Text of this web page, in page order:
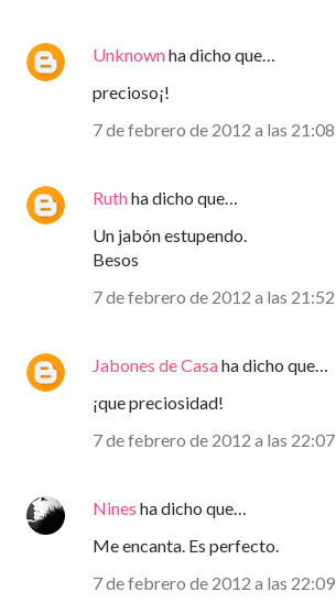
Unknownha dicho que…
precioso¡!
7 de febrero de 2012 a las 21:08
Ruthha dicho que…
Un jabón estupendo.
Besos
7 de febrero de 2012 a las 21:52
Jabones de Casaha dicho que…
¡que preciosidad!
7 de febrero de 2012 a las 22:07
Nines ha dicho que…
Me encanta. Es perfecto.
7 de febrero de 2012 a las 22:09